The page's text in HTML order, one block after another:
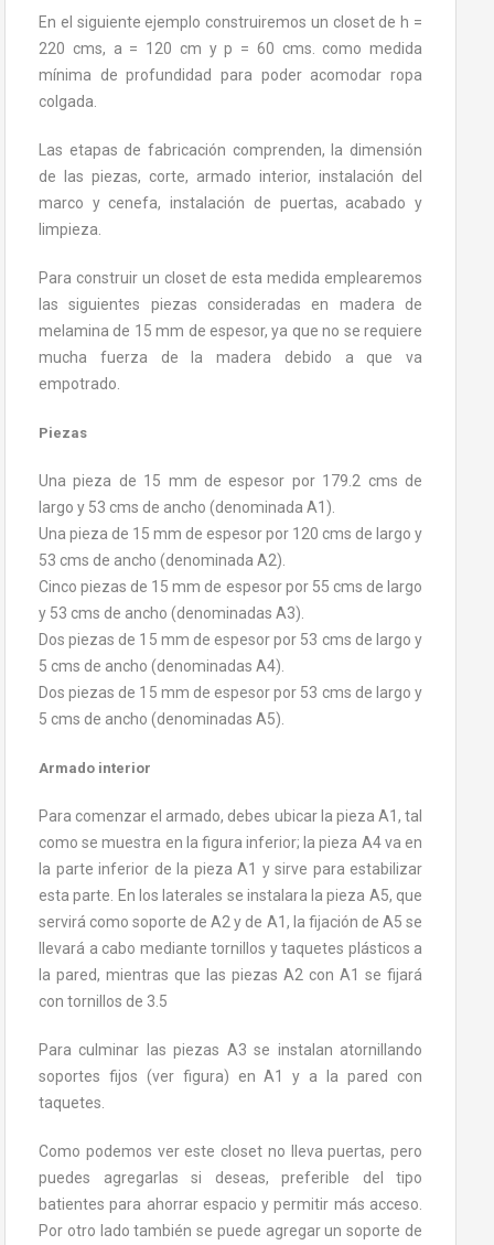
En el siguiente ejemplo construiremos un closet de h =
220 cms, a = 120 cm y p = 60 cms. como medida
mínima de profundidad para poder acomodar ropa
colgada.
Las etapas de fabricación comprenden, la dimensión
de las piezas, corte, armado interior, instalación del
marco y cenefa, instalación de puertas, acabado y
limpieza.
Para construir un closet de esta medida emplearemos
las siguientes piezas consideradas en madera de
melamina de 15 mm de espesor, ya que no se requiere
mucha fuerza de la madera debido a que va
empotrado.
Piezas
Una pieza de 15 mm de espesor por 179.2 cms de
largo y 53 cms de ancho (denominada A1).
Una pieza de 15 mm de espesor por 120 cms de largo y
53 cms de ancho (denominada A2).
Cinco piezas de 15 mm de espesor por 55 cms de largo
y 53 cms de ancho (denominadas A3).
Dos piezas de 15 mm de espesor por 53 cms de largo y
5 cms de ancho (denominadas A4).
Dos piezas de 15 mm de espesor por 53 cms de largo y
5 cms de ancho (denominadas A5).
Armado interior
Para comenzar el armado, debes ubicar la pieza A1, tal
como se muestra en la figura inferior; la pieza A4 va en
la parte inferior de la pieza A1 y sirve para estabilizar
esta parte. En los laterales se instalara la pieza A5, que
servirá como soporte de A2 y de A1, la fijación de A5 se
llevará a cabo mediante tornillos y taquetes plásticos a
la pared, mientras que las piezas A2 con A1 se fijará
con tornillos de 3.5
Para culminar las piezas A3 se instalan atornillando
soportes fijos (ver figura) en A1 y a la pared con
taquetes.
Como podemos ver este closet no lleva puertas, pero
puedes agregarlas si deseas, preferible del tipo
batientes para ahorrar espacio y permitir más acceso.
Por otro lado también se puede agregar un soporte de